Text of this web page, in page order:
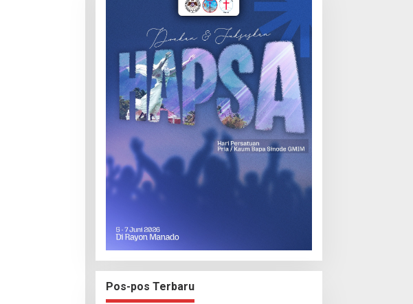
Pos-pos Terbaru